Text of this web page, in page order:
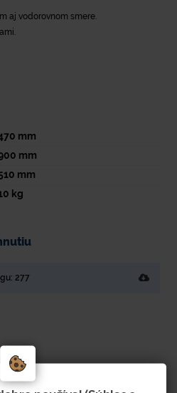
aj vodorovnom smere.
mm
mm
mm
kg
277